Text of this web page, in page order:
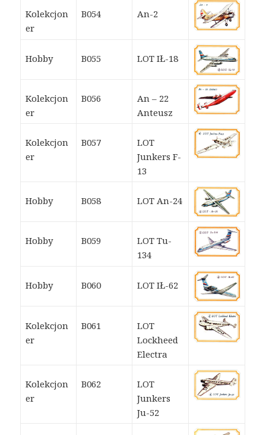
Kolekcjon
er
B054 An-2
Hobby B055 LOT IŁ-18
Kolekcjon
er
B056
An – 22
Anteusz
Kolekcjon
er
B057
LOT
Junkers F-
13
Hobby B058 LOT An-24
Hobby B059
LOT Tu-
134
Hobby B060 LOT IŁ-62
Kolekcjon
er
B061
LOT
Lockheed
Electra
Kolekcjon
er
B062
LOT
Junkers
Ju-52